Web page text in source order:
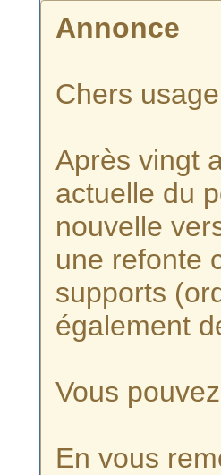
Annonce
Chers
Après vingt
actuelle du
nouvelle
une refonte
supports
également
Vous
En vous